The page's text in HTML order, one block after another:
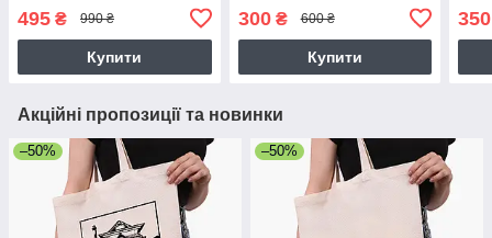
495 ₴ 990 ₴
Купити
300₴ 600 ₴
Купити
350
Акційні пропозиції та новинки
–50% –50%